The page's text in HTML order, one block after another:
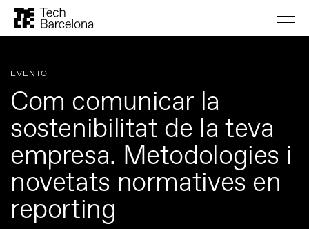
EVENTO
Com comunicar la
sostenibilitat de la teva
empresa. Metodologies i
novetats normatives en
reporting